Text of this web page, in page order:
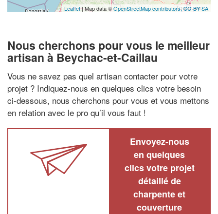
Leaflet| Map data ©OpenStreetMap contributors,CC-BY-SA
Nous cherchons pour vous le meilleur
artisan à Beychac-et-Caillau
Vous ne savez pas quel artisan contacter pour votre
projet ? Indiquez-nous en quelques clics votre besoin
ci-dessous, nous cherchons pour vous et vous mettons
en relation avec le pro qu’il vous faut !
Envoyez-nous
en quelques
clics votre projet
détaillé de
charpente et
couverture